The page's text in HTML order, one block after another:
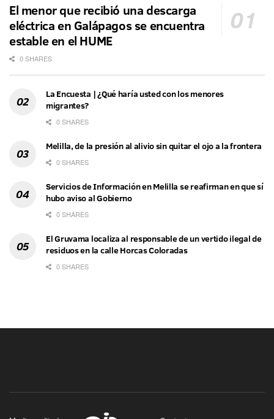
El menor que recibió una descarga
eléctrica en Galápagos se encuentra
estable en el HUME
0 SHARES
La Encuesta | ¿Qué haría usted con los menores
migrantes?
0 SHARES
Melilla, de la presión al alivio sin quitar el ojo a la frontera
0 SHARES
Servicios de Información en Melilla se reafirman en que sí
hubo aviso al Gobierno
0 SHARES
El Gruvama localiza al responsable de un vertido ilegal de
residuos en la calle Horcas Coloradas
0 SHARES